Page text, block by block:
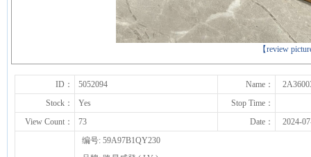
【review
下一张
ID： 5052094 Name：
Stock：
Yes
Stop Time：
View Count：
73 Date： 2024-
编号: 59A97B1QY230